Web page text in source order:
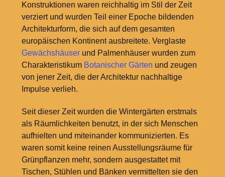
Konstruktionen waren reichhaltig im Stil der Zeit
verziert und wurden Teil einer Epoche bildenden
Architekturform, die sich auf dem gesamten
europäischen Kontinent ausbreitete. Verglaste
Gewächshäuserund Palmenhäuser wurden zum
Charakteristikum Botanischer Gärten und zeugen
von jener Zeit, die der Architektur nachhaltige
Impulse verlieh.
Seit dieser Zeit wurden die Wintergärten erstmals
als Räumlichkeiten benutzt, in der sich Menschen
aufhielten und miteinander kommunizierten. Es
waren somit keine reinen Ausstellungsräume für
Grünpflanzen mehr, sondern ausgestattet mit
Tischen, Stühlen und Bänken vermittelten sie den